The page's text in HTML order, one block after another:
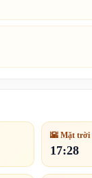
🌇 Mặt trời
17:28